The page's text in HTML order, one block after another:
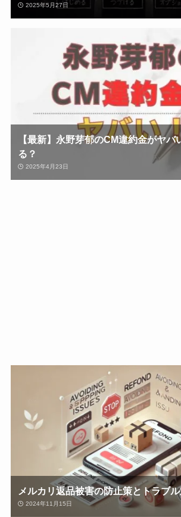
2025年5月27日
【最新】永野芽郁のCM違約金がヤバ
る？
2025年4月23日
メルカリ返品被害の防止策とトラブ
2024年11月15日